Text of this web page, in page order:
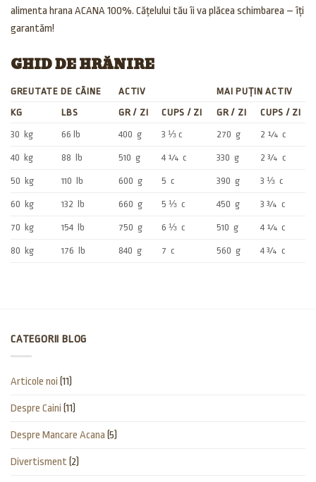
alimenta hrana ACANA 100%. Cățelului tău îi va plăcea schimbarea – îți
garantăm!
GHID DE HRĂNIRE
GREUTATE DE CÂINE ACTIV
MAI PUȚIN ACTIV
KG
LBS GR / ZI CUPS / ZI GR / ZI CUPS / ZI
30 kg 66 lb 400g 3 ⅓ c 270g 2 ¼c
40 kg 88lb 510g 4 ¼c 330g 2 ¾c
50 kg 110lb 600g 5c 390g 3 ⅓c
60 kg 132lb 660g 5 ⅓c 450g 3 ¾c
70 kg 154lb 750g 6 ⅓c 510g 4 ¼c
80 kg 176lb 840g 7c 560g 4 ¾c
CATEGORII BLOG
Articole noi (11)
Despre Caini (11)
Despre Mancare Acana (5)
Divertisment (2)